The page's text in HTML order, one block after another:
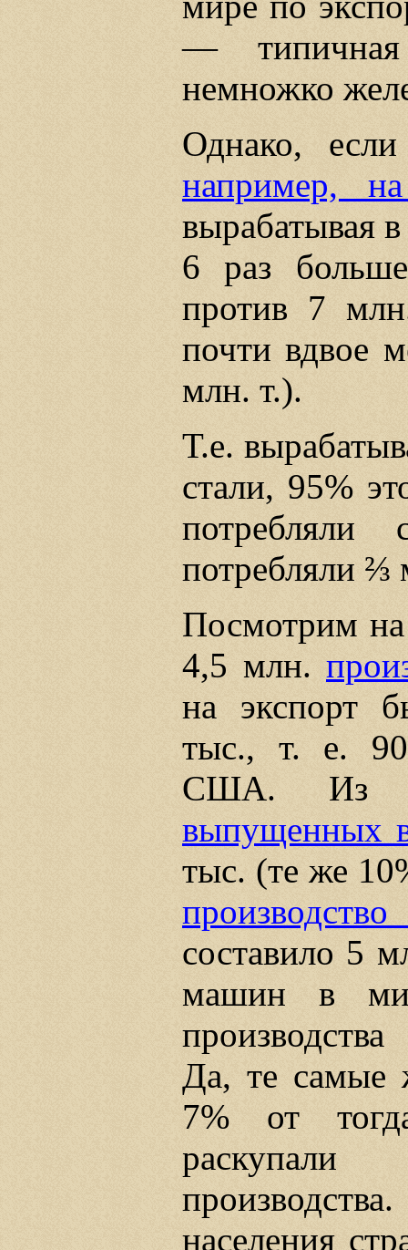
— типичная
немножко
Однако, если
например,
вырабатывая
6 раз
против 7
почти вдвое
млн. т.).
Т.е.
стали, 95%
потребляли ⅔
Посмотрим
4,5 млн.
на экспорт
тыс., т. е.
США. Из
выпущенных
тыс. (те же
составило 5
машин в
Да, те самые
7% от
населения